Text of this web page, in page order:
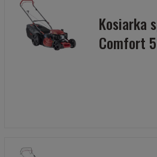
Kosiarka
Comfort